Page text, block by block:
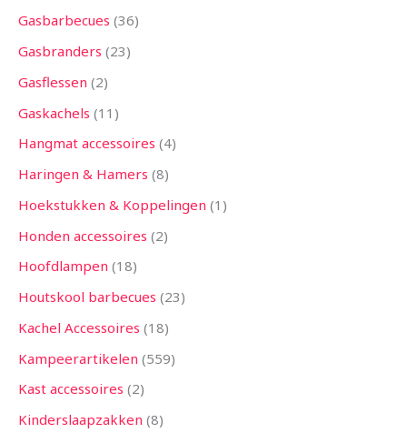
Gasbarbecues 36
Gasbranders 23
Gasflessen 2
Gaskachels 11
Hangmat accessoires 4
Haringen & Hamers 8
Hoekstukken & Koppelingen 1
Honden accessoires 2
Hoofdlampen 18
Houtskool barbecues 23
Kachel Accessoires 18
Kampeerartikelen 559
Kast accessoires 2
Kinderslaapzakken 8